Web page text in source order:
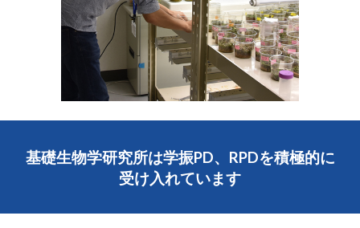
基礎生物学研究所は学振PD、RPDを積極的に
受け入れています